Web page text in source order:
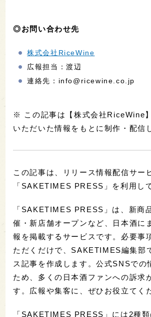
◎お問い合わせ先
株式会社RiceWine
広報担当：渡辺
連絡先：info@ricewine.co.jp
※ この記事は【株式会社RiceWine
いただいた情報をもとに制作・配信
この記事は、リリース情報配信サー
「SAKETIMES PRESS」を利用し
「SAKETIMES PRESS」は、新商
催・新店舗オープンなど、日本酒に
報を掲載するサービスです。必要事
ただくだけで、SAKETIMES編集部
ス記事を作成します。公式SNSでの
ため、多くの日本酒ファンへの訴求
す。広報や集客に、ぜひお役立てく
「SAKETIMES PRESS」には2種